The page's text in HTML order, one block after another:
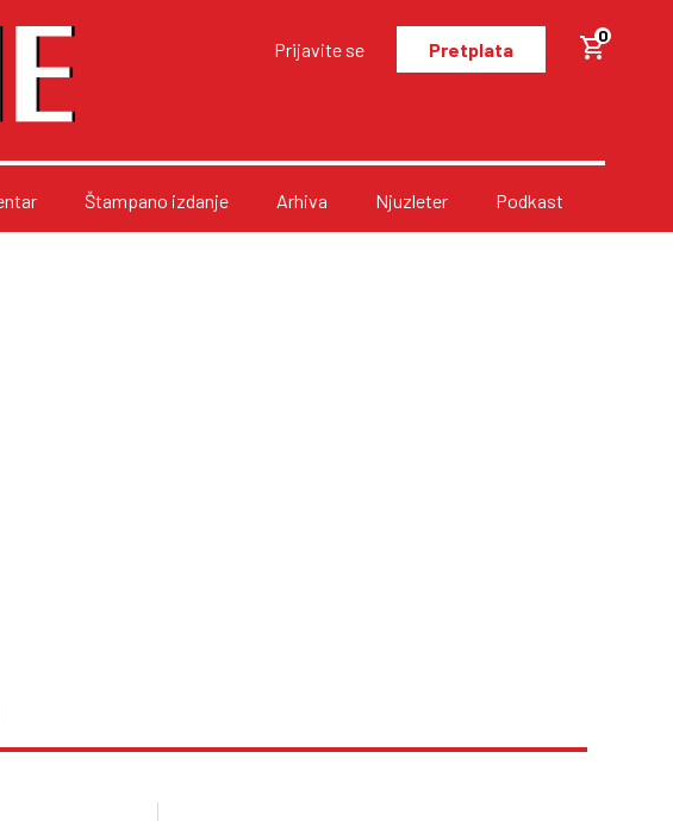
Prijavite se Pretplata
0
Štampano izdanje Arhiva Njuzleter Podkast